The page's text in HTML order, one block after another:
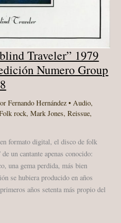
Traveler” 1979
Numero Group
Fernando Hernández• Audio,
rock,Mark Jones,Reissue,
formato digital, el disco de folk
un cantante apenas conocido:
una gema perdida, más bien
se hubiera producido en años
años setenta más propio del